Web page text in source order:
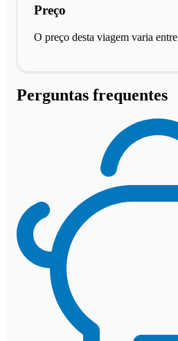
Preço
O preço desta viagem varia entre
Perguntas frequentes